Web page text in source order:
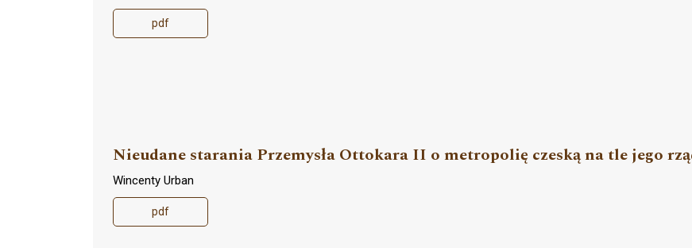
pdf
Nieudane starania Przemysła Ottokara II o metropolię czeską na tle jego
Wincenty Urban
pdf